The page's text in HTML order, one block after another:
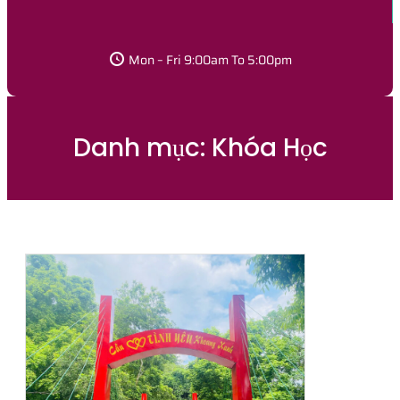
Mon – Fri 9:00am To 5:00pm
Danh mục: Khóa Học